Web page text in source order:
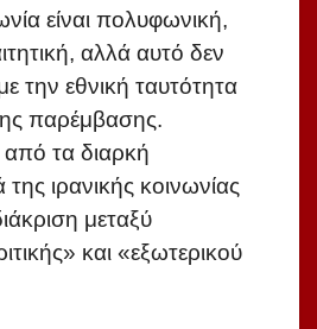
είναι πολυφωνική,
αλλά αυτό δεν
την εθνική ταυτότητα
παρέμβασης.
από τα διαρκή
της ιρανικής κοινωνίας
μεταξύ
και «εξωτερικού